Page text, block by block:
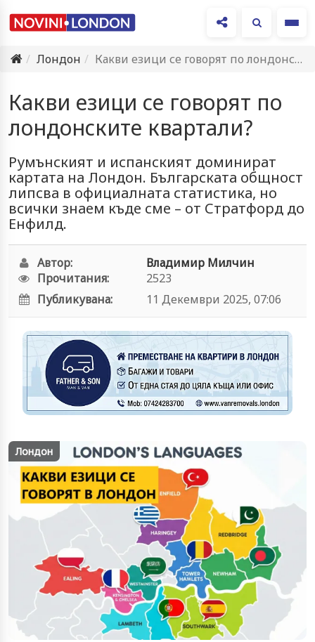
Лондон
Какви езици се говорят по лондонските квартали?
Какви езици се говорят по
лондонските квартали?
Румънският и испанският доминират
картата на Лондон. Българската общност
липсва в официалната статистика, но
всички знаем къде сме – от Стратфорд до
Енфилд.
Автор:
Владимир Милчин
Прочитания:
2523
Публикувана:
11 Декември 2025, 07:06
Лондон